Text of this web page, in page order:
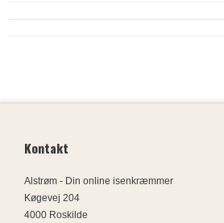
Kontakt
Alstrøm - Din online isenkræmmer
Køgevej 204
4000 Roskilde